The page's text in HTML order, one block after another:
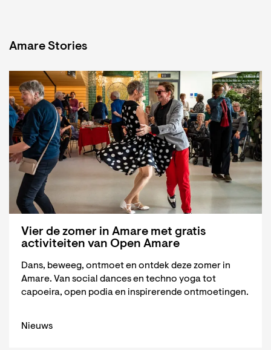
Amare Stories
Vier de zomer in Amare met gratis
activiteiten van Open Amare
Dans, beweeg, ontmoet en ontdek deze zomer in
Amare. Van social dances en techno yoga tot
capoeira, open podia en inspirerende ontmoetingen.
Nieuws